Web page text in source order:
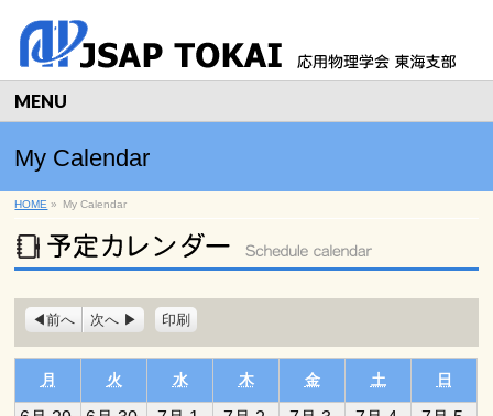
MENU
My Calendar
HOME » My Calendar
前へ 次へ 印刷
示
月 火火曜日 水水曜日 木木曜日 金金曜日 土土曜日 日